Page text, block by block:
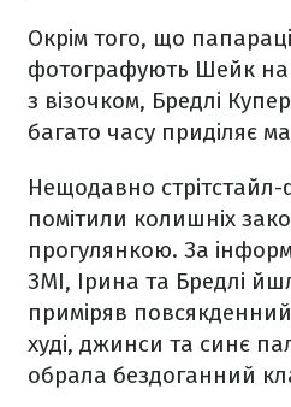
Окрім того, що
фотографують Шейк
з візочком, Бредлі
багато часу приділяє
Нещодавно
помітили колишніх
прогулянкою. За
ЗМІ, Ірина та Бредлі
приміряв
худі, джинси та синє
обрала бездоганний